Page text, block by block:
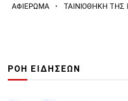
ΑΦΙΕΡΩΜΑ · ΤΑΙΝΙΟΘΗΚΗ
ΡΟΗ ΕΙΔΗΣΕΩΝ